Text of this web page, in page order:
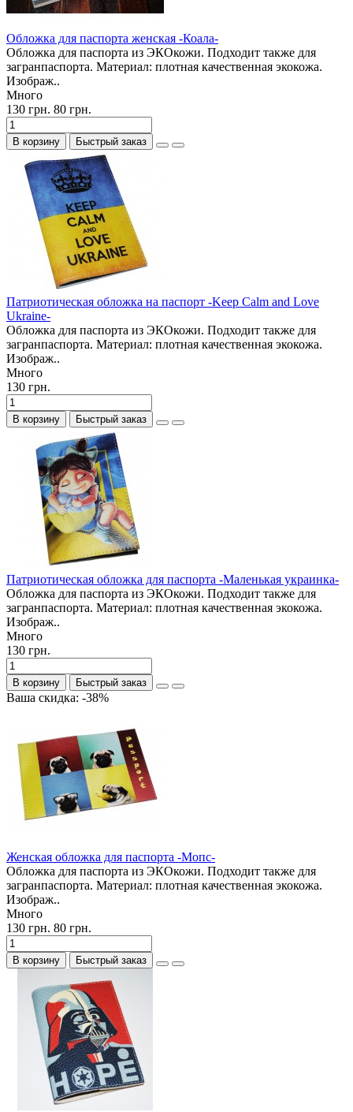
Обложка для паспорта женская -Коала-
Обложка для паспорта из ЭКОкожи. Подходит также для
загранпаспорта. Материал: плотная качественная экокожа.
Изображ..
Много
130 грн. 80 грн.
В корзину Быстрый заказ
Патриотическая обложка на паспорт -Keep Calm and Love
Ukraine-
Обложка для паспорта из ЭКОкожи. Подходит также для
загранпаспорта. Материал: плотная качественная экокожа.
Изображ..
Много
130 грн.
В корзину Быстрый заказ
Патриотическая обложка для паспорта -Маленькая украинка-
Обложка для паспорта из ЭКОкожи. Подходит также для
загранпаспорта. Материал: плотная качественная экокожа.
Изображ..
Много
130 грн.
В корзину Быстрый заказ
Ваша скидка: -38%
Женская обложка для паспорта -Мопс-
Обложка для паспорта из ЭКОкожи. Подходит также для
загранпаспорта. Материал: плотная качественная экокожа.
Изображ..
Много
130 грн. 80 грн.
В корзину Быстрый заказ